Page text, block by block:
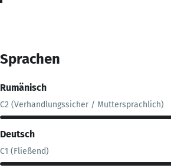
Sprachen
Rumänisch
C2 (Verhandlungssicher / Muttersprachlich)
Deutsch
C1 (Fließend)